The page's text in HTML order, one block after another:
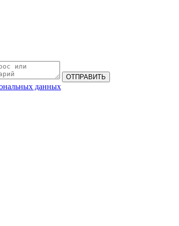
данных